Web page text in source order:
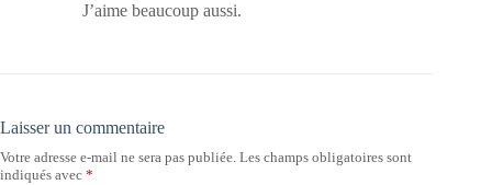
J’aime beaucoup aussi.
Laisser un commentaire
Votre adresse e-mail ne sera pas publiée. Les champs obligatoires sont
indiqués avec *